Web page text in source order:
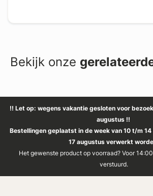
Bekijk onze
!! Let op: wegens vakantie gesloten voor
augustus !!
Bestellingen geplaatst in de week van 10 t/m
17 augustus verwerkt
Het gewenste product op voorraad? Voor
verstuurd.